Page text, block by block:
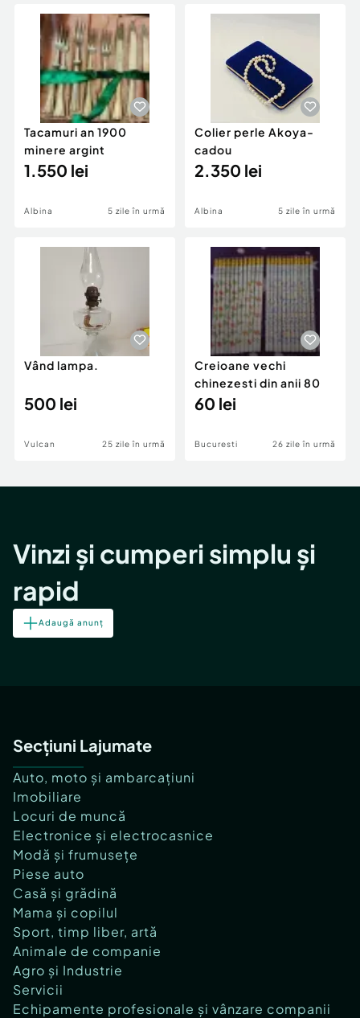
Servicii
Animale de companie
Afaceri și echipamente profesionale
Inchiriere Bunuri si Vehicule
Utilaje agricole si industriale
Piese auto si accesorii
Dacia Duster
Tacamuri an 1900
minere argint
1.550 lei
Albina 5 zile în urmă
Colier perle Akoya-
cadou
2.350 lei
Albina 5 zile în urmă
Vând lampa.
500 lei
Vulcan 25 zile în urmă
Creioane vechi
chinezesti din anii 80
60 lei
Bucuresti 26 zile în urmă
Vinzi și cumperi simplu și
rapid
Adaugă anunț
Secțiuni Lajumate
Auto, moto și ambarcațiuni
Imobiliare
Locuri de muncă
Electronice și electrocasnice
Modă și frumusețe
Piese auto
Casă și grădină
Mama și copilul
Sport, timp liber, artă
Animale de companie
Agro și Industrie
Servicii
Echipamente profesionale și vânzare companii